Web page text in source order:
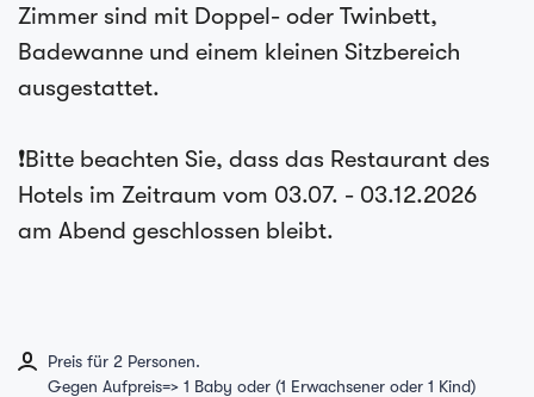
Zimmer sind mit Doppel- oder Twinbett,
Badewanne und einem kleinen Sitzbereich
ausgestattet.
❗Bitte beachten Sie, dass das Restaurant des
Hotels im Zeitraum vom 03.07. - 03.12.2026
am Abend geschlossen bleibt.
Preis für 2 Personen.
Gegen Aufpreis=> 1 Baby oder (1 Erwachsener oder 1 Kind)